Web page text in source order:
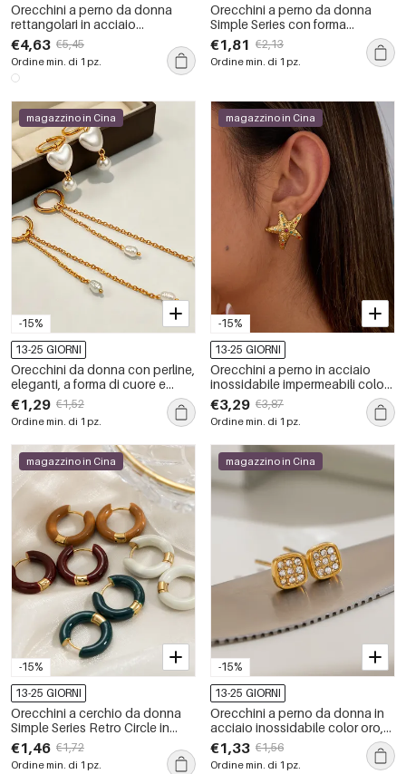
Orecchini a perno da donna
rettangolari in acciaio
inossidabile, impermeabili, color
oro, con zirconi.
€4,63 €5,45
Ordine min. di 1 pz.
Orecchini a perno da donna
Simple Series con forma
geometrica, in acciaio
inossidabile, impermeabili, color
oro e strass.
€1,81 €2,13
Ordine min. di 1 pz.
-15%
magazzino in Cina
13-25 GIORNI
Orecchini da donna con perline,
eleganti, a forma di cuore e
nappa, in acciaio inossidabile
impermeabile color oro, serie
Romantic Series.
€1,29 €1,52
Ordine min. di 1 pz.
-15%
magazzino in Cina
13-25 GIORNI
Orecchini a perno in acciaio
inossidabile impermeabili color
oro, serie romantica Daily Star
Starfish
€3,29 €3,87
Ordine min. di 1 pz.
-15%
magazzino in Cina
13-25 GIORNI
Orecchini a cerchio da donna
Simple Series Retro Circle in
acciaio inossidabile
impermeabile color oro.
€1,46 €1,72
Ordine min. di 1 pz.
-15%
magazzino in Cina
13-25 GIORNI
Orecchini a perno da donna in
acciaio inossidabile color oro,
impermeabili, dalla forma
geometrica e con zirconi.
€1,33 €1,56
Ordine min. di 1 pz.